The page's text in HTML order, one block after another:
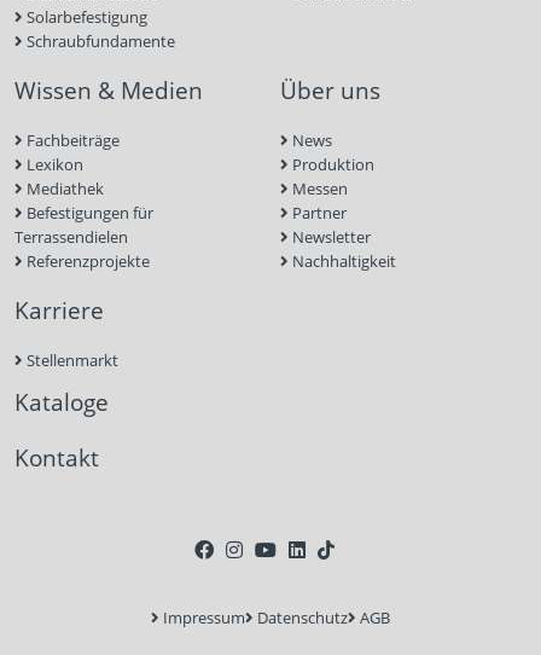
Solarbefestigung
Schraubfundamente
Wissen & Medien
Fachbeiträge
Lexikon
Mediathek
Befestigungen für
Terrassendielen
Referenzprojekte
Über uns
News
Produktion
Messen
Partner
Newsletter
Nachhaltigkeit
Karriere
Stellenmarkt
Kataloge
Kontakt
Impressum Datenschutz AGB